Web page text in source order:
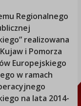
Regionalnego
” realizowana
i Pomorza
Europejskiego
w ramach
na lata 2014-